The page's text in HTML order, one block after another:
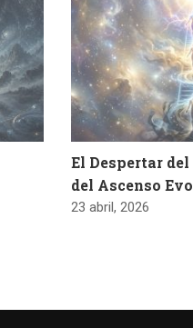
El Despertar
del Ascenso
23 abril, 2026